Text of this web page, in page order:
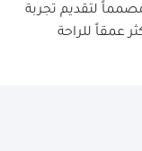
لتقديم تجربة
عمقاً للراحة